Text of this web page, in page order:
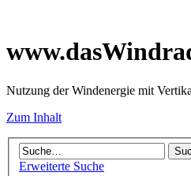
Nutzung der Windenergie mit
Zum Inhalt
Erweiterte Suche